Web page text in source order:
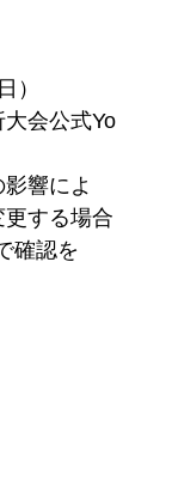
）
会公式Yo
響によ
更する場合
確認を